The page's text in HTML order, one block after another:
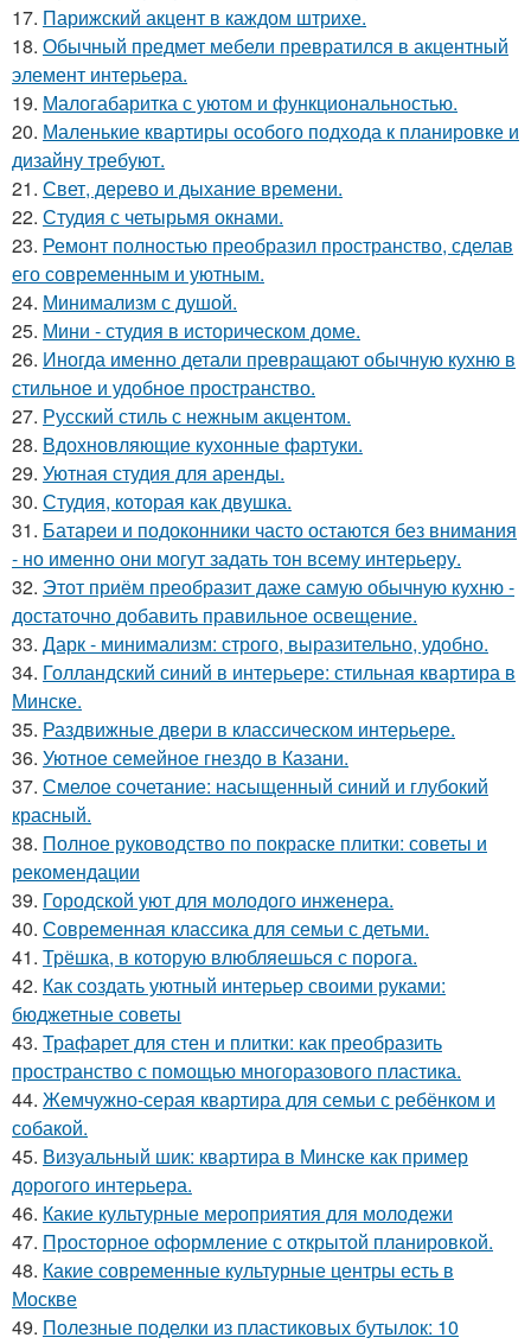
17. Парижский акцент в каждом штрихе.
18. Обычный предмет мебели превратился в акцентный
элемент интерьера.
19. Малогабаритка с уютом и функциональностью.
20. Маленькие квартиры особого подхода к планировке и
дизайну требуют.
21. Свет, дерево и дыхание времени.
22. Студия с четырьмя окнами.
23. Ремонт полностью преобразил пространство, сделав
его современным и уютным.
24. Минимализм с душой.
25. Мини - студия в историческом доме.
26. Иногда именно детали превращают обычную кухню в
стильное и удобное пространство.
27. Русский стиль с нежным акцентом.
28. Вдохновляющие кухонные фартуки.
29. Уютная студия для аренды.
30. Студия, которая как двушка.
31. Батареи и подоконники часто остаются без внимания
- но именно они могут задать тон всему интерьеру.
32. Этот приём преобразит даже самую обычную кухню -
достаточно добавить правильное освещение.
33. Дарк - минимализм: строго, выразительно, удобно.
34. Голландский синий в интерьере: стильная квартира в
Минске.
35. Раздвижные двери в классическом интерьере.
36. Уютное семейное гнездо в Казани.
37. Смелое сочетание: насыщенный синий и глубокий
красный.
38. Полное руководство по покраске плитки: советы и
рекомендации
39. Городской уют для молодого инженера.
40. Современная классика для семьи с детьми.
41. Трёшка, в которую влюбляешься с порога.
42. Как создать уютный интерьер своими руками:
бюджетные советы
43. Трафарет для стен и плитки: как преобразить
пространство с помощью многоразового пластика.
44. Жемчужно-серая квартира для семьи с ребёнком и
собакой.
45. Визуальный шик: квартира в Минске как пример
дорогого интерьера.
46. Какие культурные мероприятия для молодежи
47. Просторное оформление с открытой планировкой.
48. Какие современные культурные центры есть в
Москве
49. Полезные поделки из пластиковых бутылок: 10